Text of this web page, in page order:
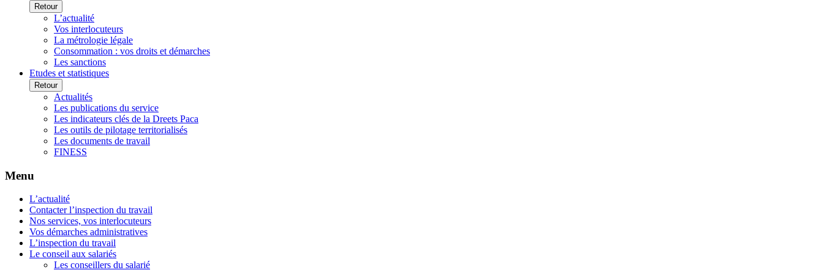
Retour
L’actualité
Vos interlocuteurs
La métrologie légale
Consommation : vos droits et démarches
Les sanctions
Etudes et statistiques
Retour
Actualités
Les publications du service
Les indicateurs clés de la Dreets Paca
Les outils de pilotage territorialisés
Les documents de travail
FINESS
Menu
L’actualité
Contacter l’inspection du travail
Nos services, vos interlocuteurs
Vos démarches administratives
L’inspection du travail
Le conseil aux salariés
Les conseillers du salarié